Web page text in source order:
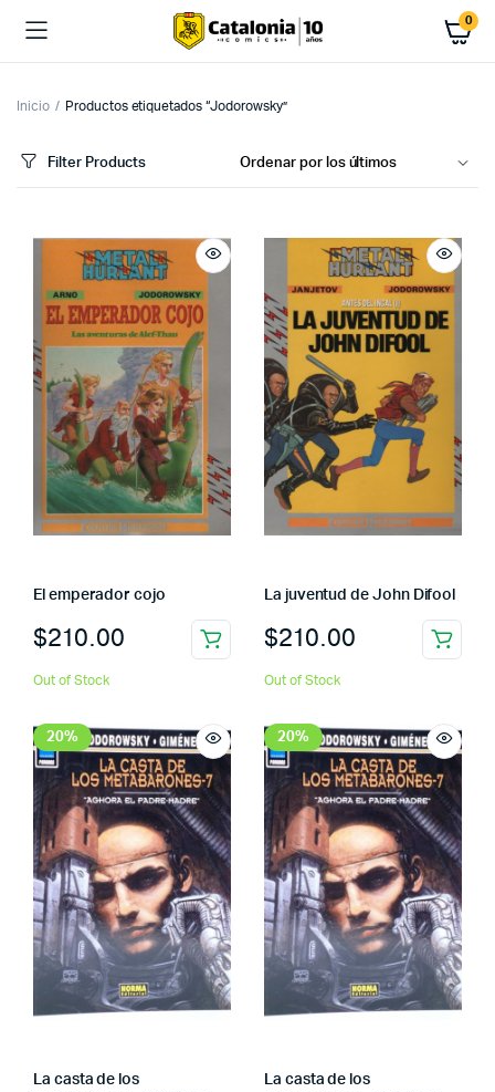
0
Inicio Productos etiquetados “Jodorowsky”
Filter Products
El emperador cojo
$210.00
Out of Stock
La juventud de John Difool
$210.00
Out of Stock
20%
La casta de los
20%
La casta de los